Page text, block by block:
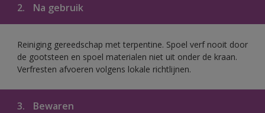
2. Na gebruik
Reiniging gereedschap met terpentine. Spoel verf nooit door
de gootsteen en spoel materialen niet uit onder de kraan.
Verfresten afvoeren volgens lokale richtlijnen.
3. Bewaren